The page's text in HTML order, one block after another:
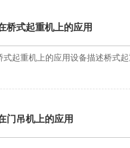
桥式起重机上的应用
式起重机上的应用设备描述桥式
门吊机上的应用